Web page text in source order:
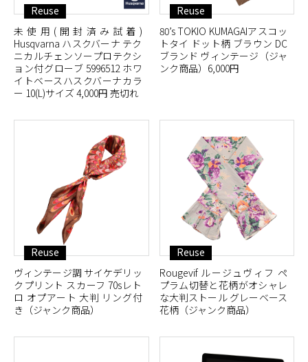
Reuse
未使用(開封済み試着)
Husqvarna ハスクバーナ テク
ニカルチェンソープロテクシ
ョン付グローブ 5996512 ホワ
イトベースハスクバーナカラ
ー 10(L)サイズ 4,000円 売切れ
Reuse
80’s TOKIO KUMAGAIアスコッ
トタイ ドット柄 ブラウン DC
ブランド ヴィンテージ（ジャ
ンク商品）6,000円
Reuse
ヴィンテージ調 サイケデリッ
クプリント スカーフ 70sレト
ロ オプアート 大判 リング付
き（ジャンク商品）
Reuse
Rougevif ルージュヴィフ ペ
プラム切替と花柄がオシャレ
な大判ストール グレーベース
花柄（ジャンク商品）